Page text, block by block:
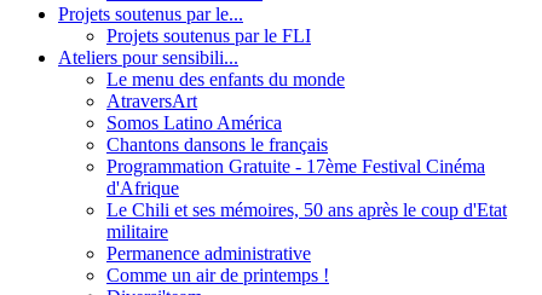
Projets soutenus par le...
Projets soutenus par le FLI
Ateliers pour sensibili...
Le menu des enfants du monde
AtraversArt
Somos Latino América
Chantons dansons le français
Programmation Gratuite - 17ème Festival Cinéma
d'Afrique
Le Chili et ses mémoires, 50 ans après le coup d'Etat
militaire
Permanence administrative
Comme un air de printemps !